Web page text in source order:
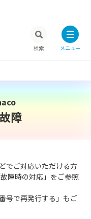
検索 メニュー
障
でご対応いただける方
障時の対応」をご参照
号で再発行する」もご